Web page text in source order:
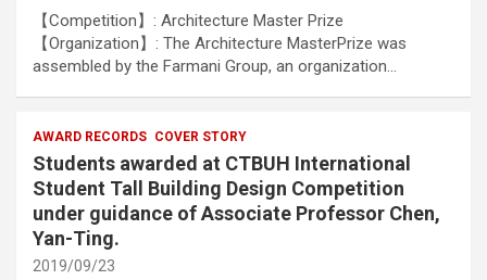
【Competition】: Architecture Master Prize
【Organization】: The Architecture MasterPrize was
assembled by the Farmani Group, an organization…
AWARD RECORDS COVER STORY
Students awarded at CTBUH International
Student Tall Building Design Competition
under guidance of Associate Professor Chen,
Yan-Ting.
2019/09/23